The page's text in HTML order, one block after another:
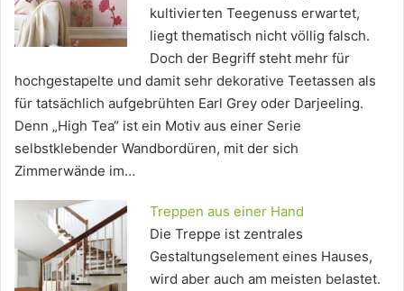
kultivierten Teegenuss erwartet,
liegt thematisch nicht völlig falsch.
Doch der Begriff steht mehr für
hochgestapelte und damit sehr dekorative Teetassen als
für tatsächlich aufgebrühten Earl Grey oder Darjeeling.
Denn „High Tea“ ist ein Motiv aus einer Serie
selbstklebender Wandbordüren, mit der sich
Zimmerwände im…
Treppen aus einer Hand
Die Treppe ist zentrales
Gestaltungselement eines Hauses,
wird aber auch am meisten belastet.